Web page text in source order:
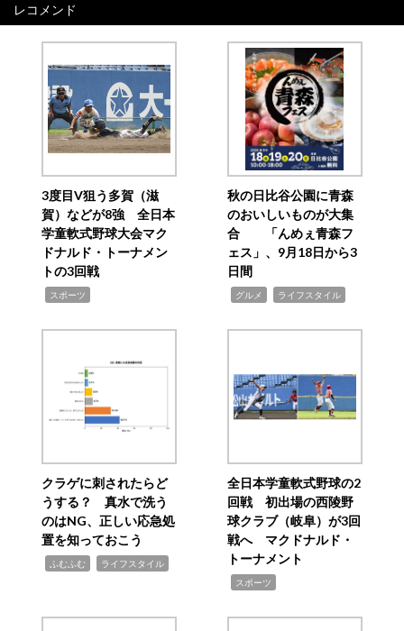
レコメンド
3度目V狙う多賀（滋
賀）などが8強 全日本
学童軟式野球大会マク
ドナルド・トーナメン
トの3回戦
スポーツ
秋の日比谷公園に青森
のおいしいものが大集
合 「んめぇ青森フ
ェス」、9月18日から3
日間
グルメ ライフスタイル
クラゲに刺されたらど
うする？ 真水で洗う
のはNG、正しい応急処
置を知っておこう
ふむふむ ライフスタイル
全日本学童軟式野球の2
回戦 初出場の西陵野
球クラブ（岐阜）が3回
戦へ マクドナルド・
トーナメント
スポーツ